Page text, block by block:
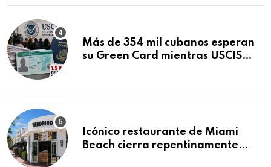
Más de 354 mil cubanos esperan
su Green Card mientras USCIS
Icónico restaurante de Miami
Beach cierra repentinamente